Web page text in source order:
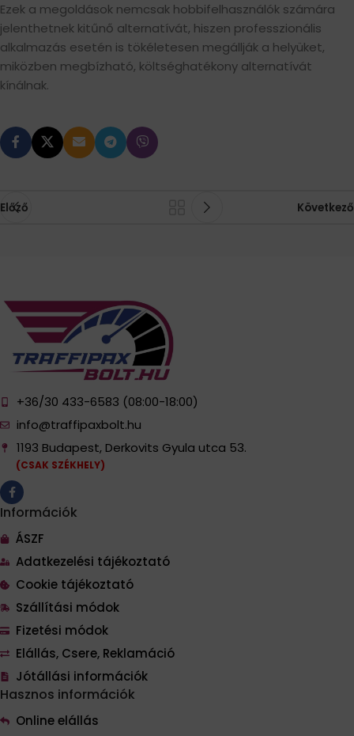
Ezek a megoldások nemcsak hobbifelhasználók számára
jelenthetnek kitűnő alternatívát, hiszen professzionális
alkalmazás esetén is tökéletesen megállják a helyüket,
miközben megbízható, költséghatékony alternatívát
kínálnak.
Előző Következő
+36/30 433-6583 (08:00-18:00)
info@traffipaxbolt.hu
1193 Budapest, Derkovits Gyula utca 53.
(CSAK SZÉKHELY)
Információk
ÁSZF
Adatkezelési tájékoztató
Cookie tájékoztató
Szállítási módok
Fizetési módok
Elállás, Csere, Reklamáció
Jótállási információk
Hasznos információk
Online elállás